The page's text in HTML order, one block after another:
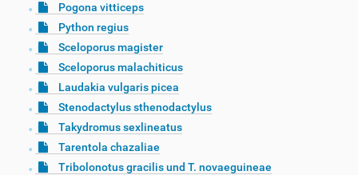
Pogona vitticeps
Python regius
Sceloporus magister
Sceloporus malachiticus
Laudakia vulgaris picea
Stenodactylus sthenodactylus
Takydromus sexlineatus
Tarentola chazaliae
Tribolonotus gracilis und T. novaeguineae